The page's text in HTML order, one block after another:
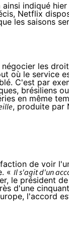
indiqué
Netflix
les saisons
les
où le service
C'est par
brésiliens
en même
, produite par
de voir
« Il s'agit d'un
le président
d'une
l'accord